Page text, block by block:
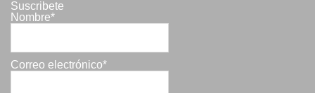
Suscribete
Nombre*
Correo electrónico*